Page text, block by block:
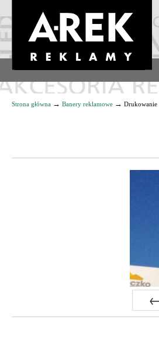
Agencja reklamowa. Reklama – usługi, druk
Strona główna → Banery reklamowe → Drukowanie